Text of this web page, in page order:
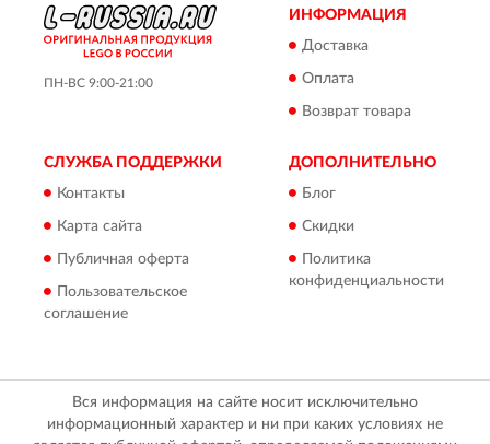
ПН-ВС 9:00-21:00
ИНФОРМАЦИЯ
Доставка
Оплата
Возврат товара
СЛУЖБА ПОДДЕРЖКИ
Контакты
Карта сайта
Публичная оферта
Пользовательское
соглашение
ДОПОЛНИТЕЛЬНО
Блог
Скидки
Политика
конфиденциальности
Вся информация на сайте носит исключительно
информационный характер и ни при каких условиях не